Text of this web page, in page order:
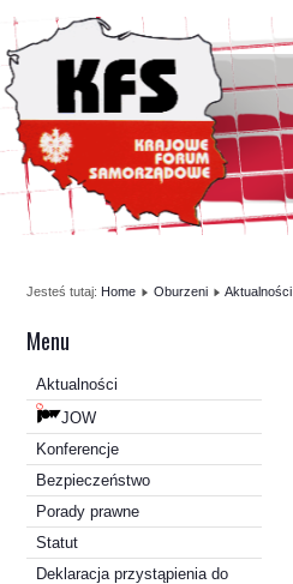
Jesteś tutaj: Home Oburzeni Aktualności
Menu
Aktualności
JOW
Konferencje
Bezpieczeństwo
Porady prawne
Statut
Deklaracja przystąpienia do